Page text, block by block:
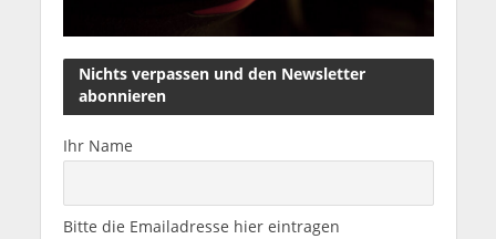
Nichts verpassen und den Newsletter
abonnieren
Ihr Name
Bitte die Emailadresse hier eintragen